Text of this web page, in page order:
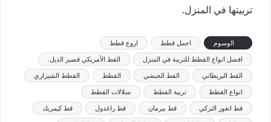
تربيتها في المنزل.
الوسوم اجمل قطط اروع قطط
افضل انواع القطط للتربية في المنزل القط الأمريكي قصير الذيل.
القط البريطاني القط الحبشي القطط القطط الشيرازي
انواع القطط تربية القطط سلالات القطط
قط انغور التركي قط بيرمان قط راغدول قط كيمريك